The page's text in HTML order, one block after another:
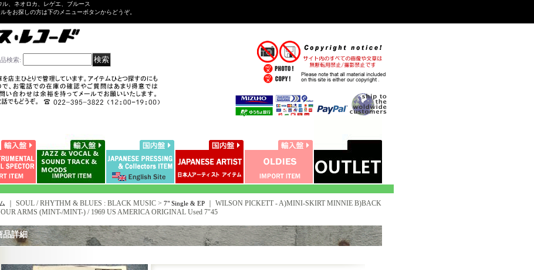
、ネオロカ、レゲエ、ブルース
をお探しの方は下のメニューボタンからどうぞ。
検索:
｜ SOUL / RHYTHM & BLUES : BLACK MUSIC > 7" Single & EP
WILSON PICKETT - A)MINI-SKIRT MINNIE B)BACK
ARMS (MINT-/MINT-) / 1969 US AMERICA ORIGINAL Used 7"45
品詳細